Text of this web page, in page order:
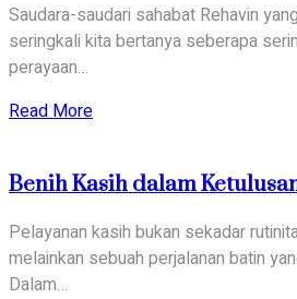
Saudara-saudari sahabat Rehavin
seringkali kita bertanya seberapa
perayaan…
Read Moreabout
dari
Benih Kasih dalam
Pelayanan kasih bukan sekadar
melainkan sebuah perjalanan batin
Dalam…